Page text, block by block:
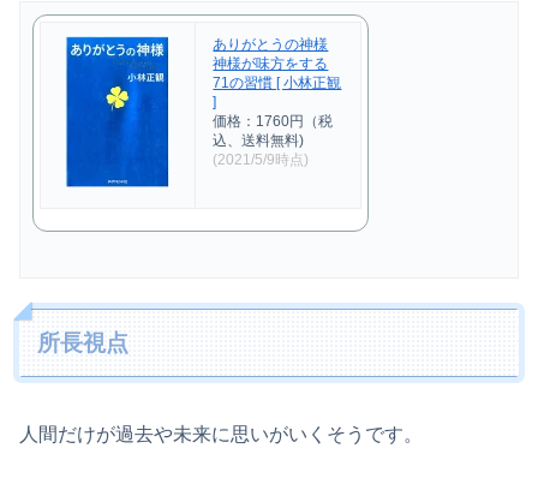
ありがとうの神様
神様が味方をする
71の習慣 [ 小林正観
]
価格：1760円（税
込、送料無料)
(2021/5/9時点)
所長視点
人間だけが過去や未来に思いがいくそうです。